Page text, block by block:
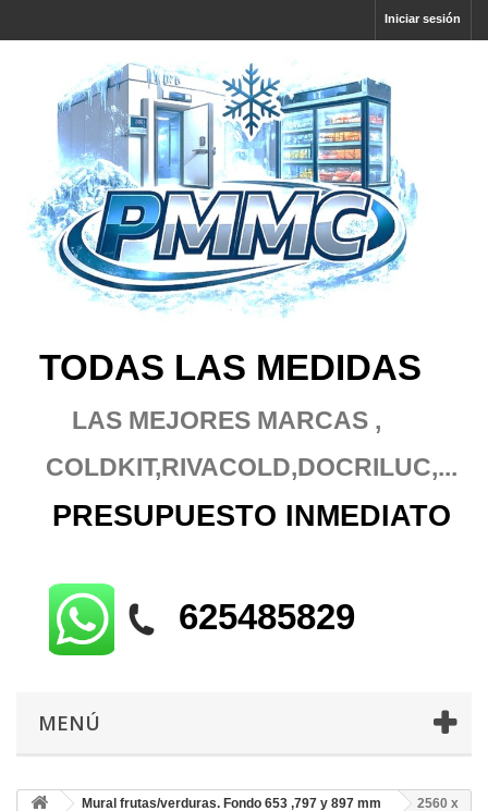
Iniciar sesión
TODAS LAS MEDIDAS
LAS MEJORES MARCAS ,
COLDKIT,RIVACOLD,DOCRILUC,...
PRESUPUESTO INMEDIATO
625485829
MENÚ
Mural frutas/verduras. Fondo 653 ,797 y 897 mm
2560 x